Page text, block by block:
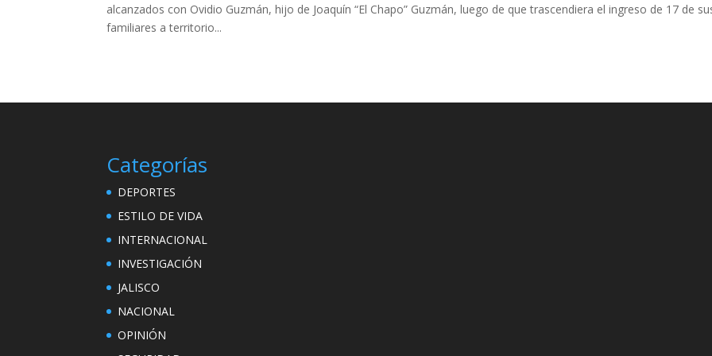
alcanzados con Ovidio Guzmán, hijo de Joaquín “El Chapo” Guzmán, luego de que trascendiera el ingreso de 17 de
familiares a territorio...
Categorías
DEPORTES
ESTILO DE VIDA
INTERNACIONAL
INVESTIGACIÓN
JALISCO
NACIONAL
OPINIÓN